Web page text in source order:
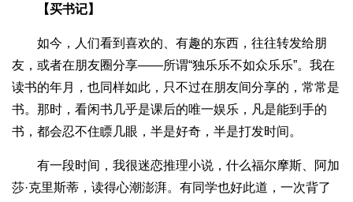
【买书记】
如今，人们看到喜欢的、有趣的东西，往往转发给朋
友，或者在朋友圈分享——所谓“独乐乐不如众乐乐”。我在
读书的年月，也同样如此，只不过在朋友间分享的，常常是
书。那时，看闲书几乎是课后的唯一娱乐，凡是能到手的
书，都会忍不住瞟几眼，半是好奇，半是打发时间。
有一段时间，我很迷恋推理小说，什么福尔摩斯、阿加
莎·克里斯蒂，读得心潮澎湃。有同学也好此道，一次背了